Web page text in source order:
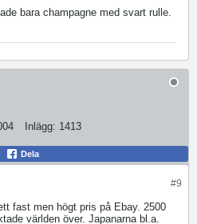
bara champagne med svart rulle.
Inlägg: 1413
Dela
#9
fast men högt pris på Ebay. 2500
världen över. Japanarna bl.a.